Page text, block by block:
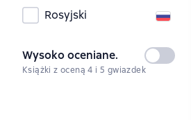
Rosyjski
Wysoko oceniane.
Nie
Książki z oceną 4 i 5 gwiazdek